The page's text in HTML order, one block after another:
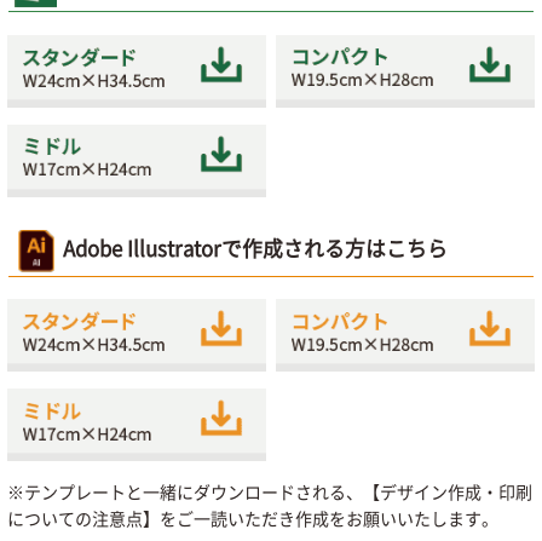
Adobe Illustratorで作成される方はこちら
※テンプレートと一緒にダウンロードされる、【デザイン作成・印刷
についての注意点】をご一読いただき作成をお願いいたします。